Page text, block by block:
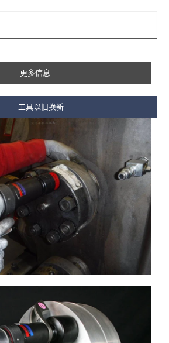
更多信息
工具以旧换新